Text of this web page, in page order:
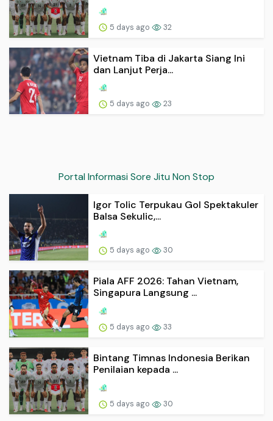
5 days ago 32
Vietnam Tiba di Jakarta Siang Ini
dan Lanjut Perja...
5 days ago 23
Portal Informasi Sore Jitu Non Stop
Igor Tolic Terpukau Gol Spektakuler
Balsa Sekulic,...
5 days ago 30
Piala AFF 2026: Tahan Vietnam,
Singapura Langsung ...
5 days ago 33
Bintang Timnas Indonesia Berikan
Penilaian kepada ...
5 days ago 30